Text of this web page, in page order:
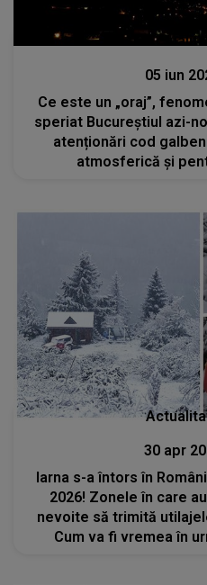
05 iun
Ce este un „oraj”,
speriat Bucureștiul azi-
atenționări cod
atmosferică și
30 apr
Iarna s-a întors în
2026! Zonele în care
nevoite să trimită
Cum va fi vremea în